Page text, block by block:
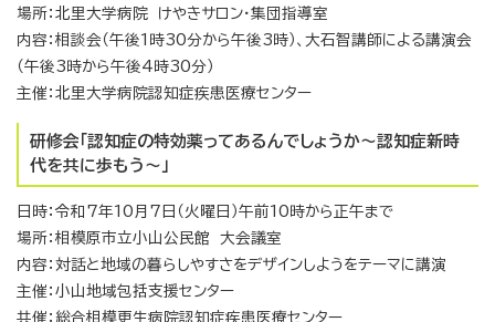
場所：北里大学病院 けやきサロン・集団指導室
内容：相談会（午後1時30分から午後3時）、大石智講師による講演会
（午後3時から午後4時30分）
主催：北里大学病院認知症疾患医療センター
研修会「認知症の特効薬ってあるんでしょうか～認知症新時
代を共に歩もう～」
日時：令和7年10月7日（火曜日）午前10時から正午まで
場所：相模原市立小山公民館 大会議室
内容：対話と地域の暮らしやすさをデザインしようをテーマに講演
主催：小山地域包括支援センター
共催：総合相模更生病院認知症疾患医療センター